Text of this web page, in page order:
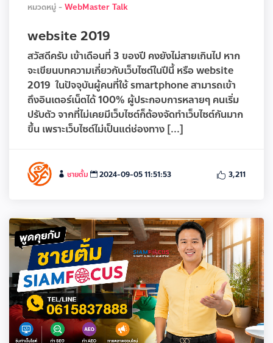
หมวดหมู่ - WebMaster Talk
website 2019
สวัสดีครับ เข้าเดือนที่ 3 ของปี คงยังไม่สายเกินไป หาก
จะเขียนบทความเกี่ยวกับเว็บไซต์ในปีนี้ หรือ website
2019 ในปัจจุบันผู้คนที่ใช้ smartphone สามารถเข้า
ถึงอินเตอร์เน็ตได้ 100% ผู้ประกอบการหลายๆ คนเริ่ม
ปรับตัว จากที่ไม่เคยมีเว็บไซต์ก็ต้องจัดทำเว็บไซต์กันมาก
ขึ้น เพราะเว็บไซต์ไม่เป็นแต่ช่องทาง [...]
ชายตั้ม 2024-09-05 11:51:53 3,211